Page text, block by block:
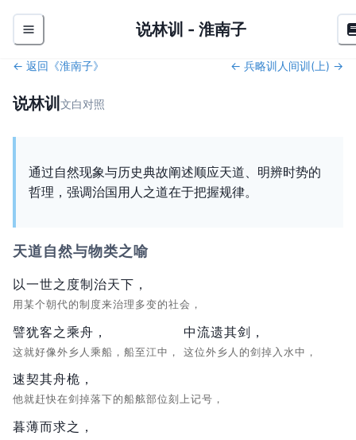
说林训 - 淮南子
← 返回《淮南子》 ← 兵略训 人间训(上) →
说林训 文白对照
通过自然现象与历史典故阐述顺应天道、明辨时势的
哲理，强调治国用人之道在于把握规律。
天道自然与物类之喻
以一世之度制治天下，
用某个朝代的制度来治理多变的社会，
譬犹客之乘舟，
这就好像外乡人乘船，船至江中，
中流遗其剑，
这位外乡人的剑掉入水中，
速契其舟桅，
他就赶快在剑掉落下的船舷部位刻上记号，
暮薄而求之，